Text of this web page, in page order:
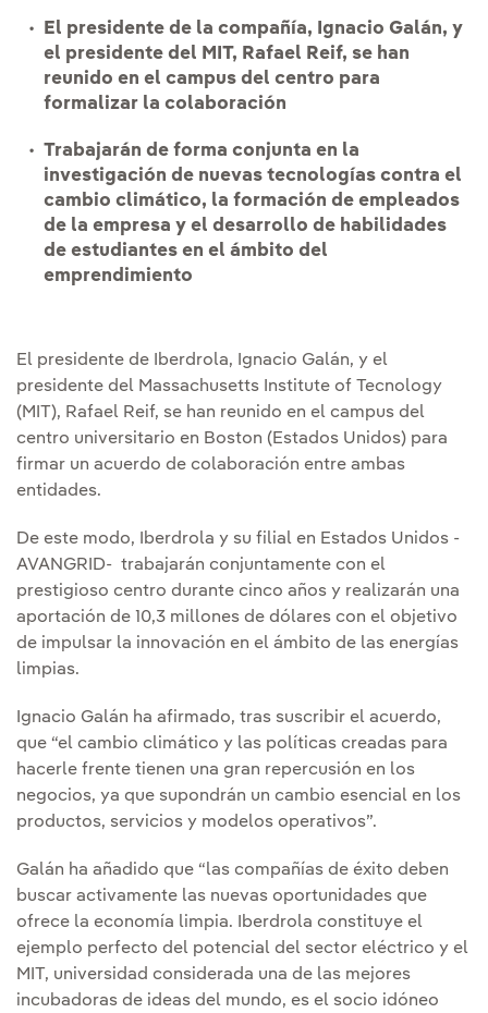
El presidente de la compañía, Ignacio Galán, y
el presidente del MIT, Rafael Reif, se han
reunido en el campus del centro para
formalizar la colaboración
Trabajarán de forma conjunta en la
investigación de nuevas tecnologías contra el
cambio climático, la formación de empleados
de la empresa y el desarrollo de habilidades
de estudiantes en el ámbito del
emprendimiento
El presidente de Iberdrola, Ignacio Galán, y el
presidente del Massachusetts Institute of Tecnology
(MIT), Rafael Reif, se han reunido en el campus del
centro universitario en Boston (Estados Unidos) para
firmar un acuerdo de colaboración entre ambas
entidades.
De este modo, Iberdrola y su filial en Estados Unidos -
AVANGRID- trabajarán conjuntamente con el
prestigioso centro durante cinco años y realizarán una
aportación de 10,3 millones de dólares con el objetivo
de impulsar la innovación en el ámbito de las energías
limpias.
Ignacio Galán ha afirmado, tras suscribir el acuerdo,
que “el cambio climático y las políticas creadas para
hacerle frente tienen una gran repercusión en los
negocios, ya que supondrán un cambio esencial en los
productos, servicios y modelos operativos”.
Galán ha añadido que “las compañías de éxito deben
buscar activamente las nuevas oportunidades que
ofrece la economía limpia. Iberdrola constituye el
ejemplo perfecto del potencial del sector eléctrico y el
MIT, universidad considerada una de las mejores
incubadoras de ideas del mundo, es el socio idóneo